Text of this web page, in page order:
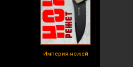
Империя ножей